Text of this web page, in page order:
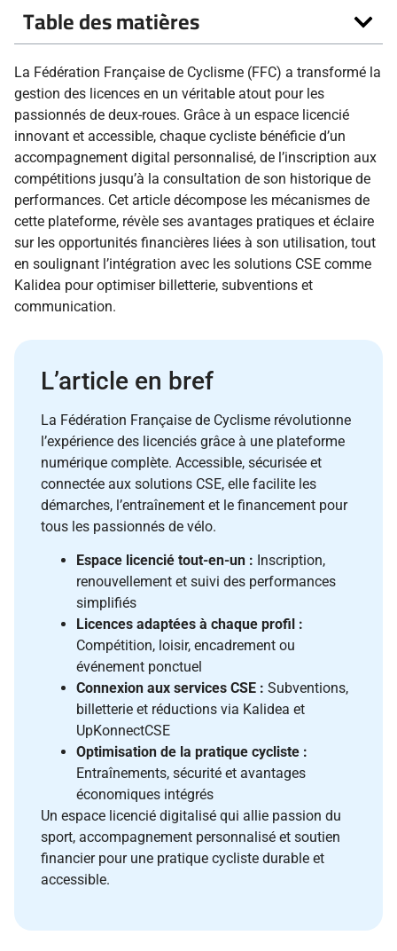
Table des matières
La Fédération Française de Cyclisme (FFC) a transformé la
gestion des licences en un véritable atout pour les
passionnés de deux-roues. Grâce à un espace licencié
innovant et accessible, chaque cycliste bénéficie d’un
accompagnement digital personnalisé, de l’inscription aux
compétitions jusqu’à la consultation de son historique de
performances. Cet article décompose les mécanismes de
cette plateforme, révèle ses avantages pratiques et éclaire
sur les opportunités financières liées à son utilisation, tout
en soulignant l’intégration avec les solutions CSE comme
Kalidea pour optimiser billetterie, subventions et
communication.
L’article en bref
La Fédération Française de Cyclisme révolutionne
l’expérience des licenciés grâce à une plateforme
numérique complète. Accessible, sécurisée et
connectée aux solutions CSE, elle facilite les
démarches, l’entraînement et le financement pour
tous les passionnés de vélo.
Espace licencié tout-en-un : Inscription,
renouvellement et suivi des performances
simplifiés
Licences adaptées à chaque profil :
Compétition, loisir, encadrement ou
événement ponctuel
Connexion aux services CSE : Subventions,
billetterie et réductions via Kalidea et
UpKonnectCSE
Optimisation de la pratique cycliste :
Entraînements, sécurité et avantages
économiques intégrés
Un espace licencié digitalisé qui allie passion du
sport, accompagnement personnalisé et soutien
financier pour une pratique cycliste durable et
accessible.